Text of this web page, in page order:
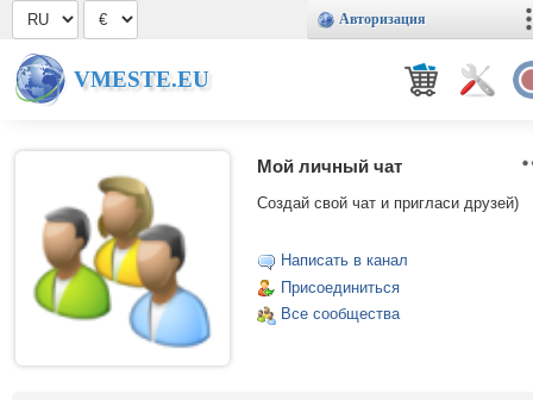
Авторизация
VMESTE.EU
Мой личный чат
Создай свой чат и пригласи друзей)
Написать в канал
Присоединиться
Все сообщества